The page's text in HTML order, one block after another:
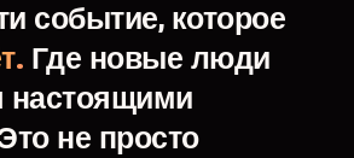
событие, которое
Где новые люди
настоящими
не просто